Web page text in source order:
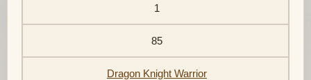
1
85
Dragon Knight Warrior